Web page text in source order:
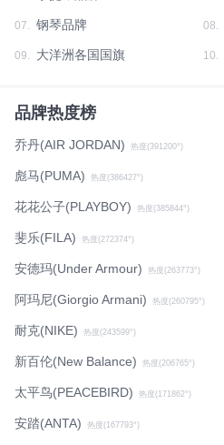
07. 钢琴品牌 08.
09. 大洋洲各国国旗 10.
品牌热度榜
乔丹(AIR JORDAN) 热度(391200°)
彪马(PUMA) 热度(386427°)
花花公子(PLAYBOY) 热度(385844°)
斐乐(FILA) 热度(272374°)
安德玛(Under Armour) 热度(263773°)
阿玛尼(Giorgio Armani) 热度(260795°)
耐克(NIKE) 热度(243599°)
新百伦(New Balance) 热度(206765°)
太平鸟(PEACEBIRD) 热度(171862°)
安踏(ANTA) 热度(167793°)